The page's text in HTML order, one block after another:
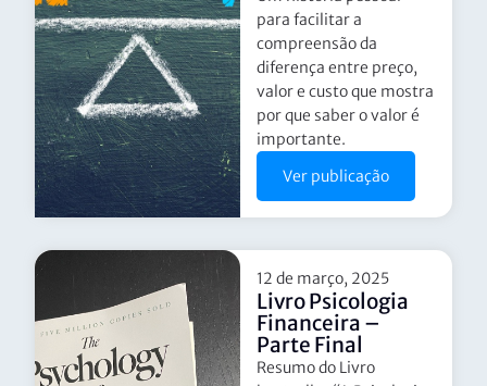
para facilitar a
compreensão da
diferença entre preço,
valor e custo que mostra
por que saber o valor é
importante.
Ver publicação
12 de março, 2025
Livro Psicologia
Financeira –
Parte Final
Resumo do Livro